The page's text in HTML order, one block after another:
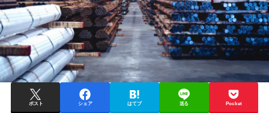
ポスト シェア はてブ 送る Pocket